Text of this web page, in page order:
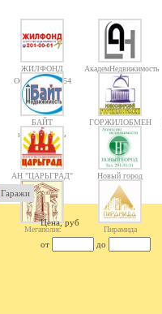
ЖИЛФОНД
Объектов: 14754
АкадемНедвижимость
БАЙТ
недвижимость
ГОРЖИЛОБМЕН
АН "ЦАРЬГРАД" Новый город
Мегаполис Пирамида
Гаражи
Цена, руб
от до